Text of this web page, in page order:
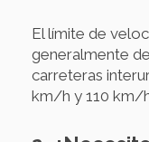
El límite de
generalmente
carreteras
km/h y 110 km/